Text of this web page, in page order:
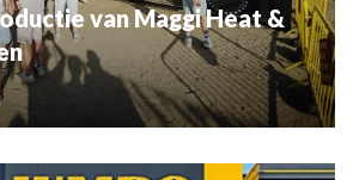
van Maggi Heat &